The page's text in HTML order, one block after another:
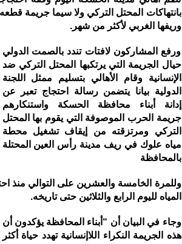
بانتهاكات المحتل التركي ولا سيما جريمة
وريفها الغربي لأكثر من شهر.
ورفع المشاركون لافتات تندد بالصمت الدولي
حيال الجريمة التي يرتكبها المحتل التركي ضد
الإنسانية وقام الأهالي بتسليم ممثل اللجنة
الدولية بيانا يتضمن رسالة احتجاج تعبر عن
إدانة أبناء محافظة الحسكة واستنكارهم
جريمة الحرب الموصوفة التي يقوم بها المحتل
التركي ومرتزقته من إيقاف تشغيل محطة
مياه علوك في ريف مدينة رأس العين المحتلة
بالمحافظة
وللمرة الخامسة والعشرين على التوالي منذ
المياه لليوم الرابع والثلاثين حتى تاريخه.
وجاء في البيان أن “أبناء المحافظة يؤكدون أن
هذه الجريمة النكراء اللاإنسانية تهدد حياة أكثر